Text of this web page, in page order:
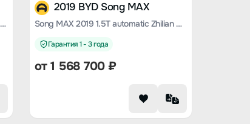
Song MAX 2021 upgraded version 1.5T automatic Premium 6-seater
2019 BYD Song MAX
Song MAX 2019 1.5T automatic Zhilian Ruiyi sunroof type 6-seater Country VI
Гарантия 1 - 3 года
от1 568 700₽